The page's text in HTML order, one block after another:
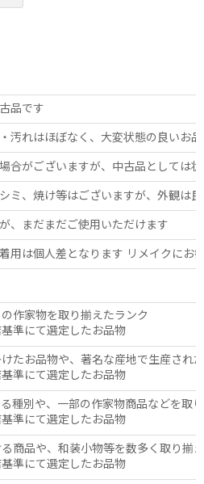
品です
汚れはほぼなく、大変状態の良いお
合がございますが、中古品としては
ミ、焼け等はございますが、外観は
、まだまだご使用いただけます
用は個人差となります リメイクにお
作家物を取り揃えたランク
準にて選定したお品物
たお品物や、著名な産地で生産され
準にて選定したお品物
種別や、一部の作家物商品などを取
準にて選定したお品物
商品や、和装小物等を数多く取り揃
準にて選定したお品物